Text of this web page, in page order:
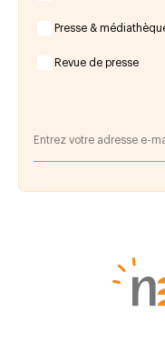
Presse &
Revue de presse